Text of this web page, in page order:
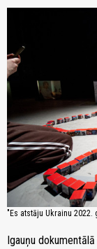
"Es atstāju Ukrainu 2022.
Igauņu